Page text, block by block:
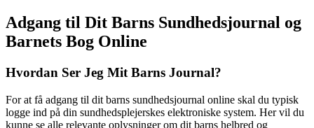
Adgang til Dit Barns Sundhedsjournal og
Barnets Bog Online
Hvordan Ser Jeg Mit Barns Journal?
For at få adgang til dit barns sundhedsjournal online skal du typisk
logge ind på din sundhedsplejerskes elektroniske system. Her vil du
kunne se alle relevante oplysninger om dit barns helbred og